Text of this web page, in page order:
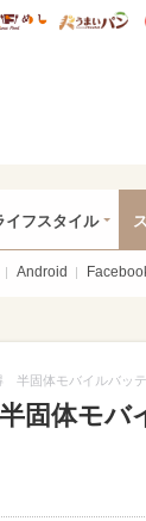
ィズニー特集
うまいめし
イフスタイル
Android
半固体モバイルバッ
固体モバ